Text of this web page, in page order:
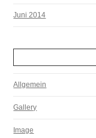
Juni 2014
Allgemein
Gallery
Image